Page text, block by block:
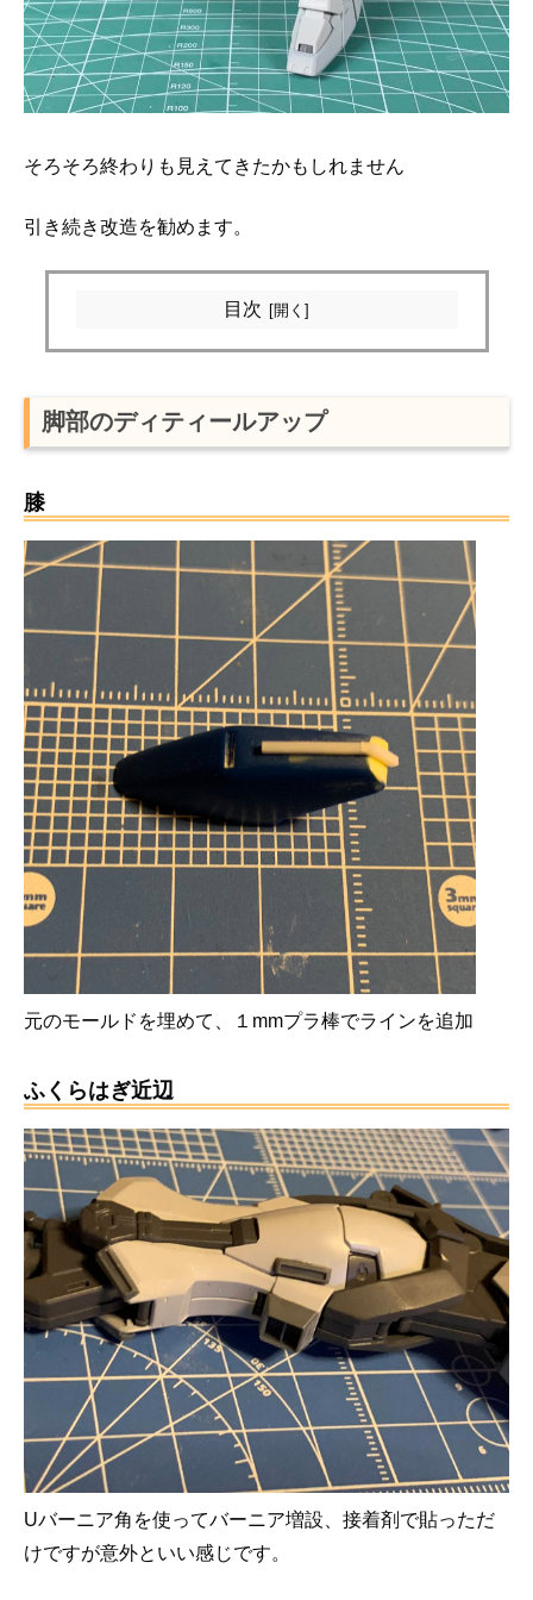
そろそろ終わりも見えてきたかもしれません
引き続き改造を勧めます。
目次
脚部のディティールアップ
膝
元のモールドを埋めて、１mmプラ棒でラインを追加
ふくらはぎ近辺
Uバーニア角を使ってバーニア増設、接着剤で貼っただ
けですが意外といい感じです。